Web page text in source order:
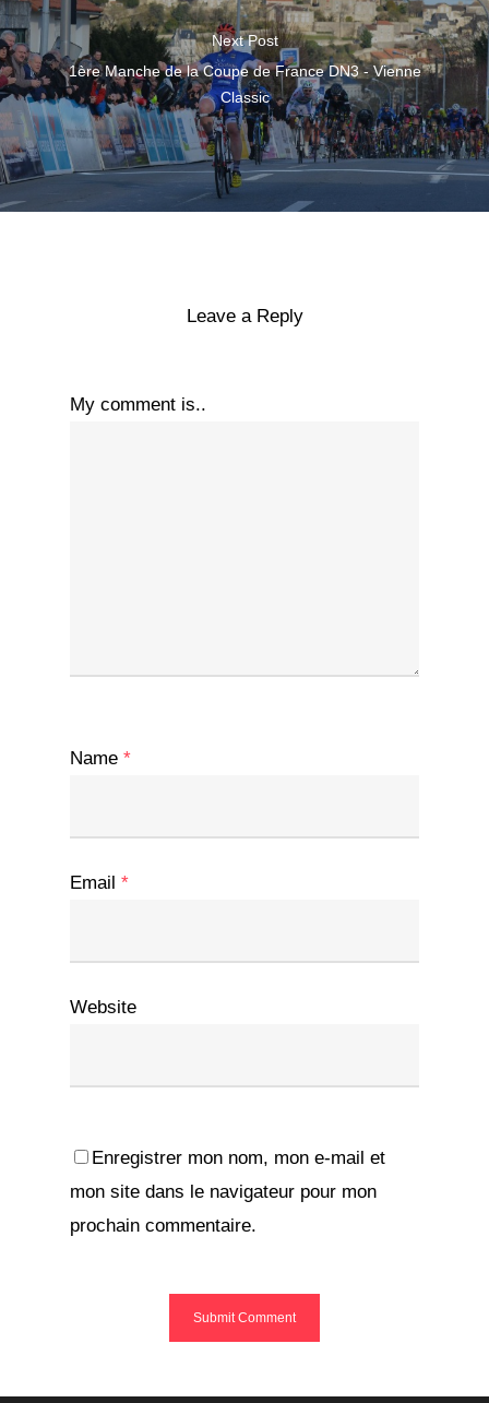
Next Post
1ère Manche de la Coupe de France DN3 - Vienne
Classic
Leave a Reply
My comment is..
Name *
Email *
Website
Enregistrer mon nom, mon e-mail et
mon site dans le navigateur pour mon
prochain commentaire.